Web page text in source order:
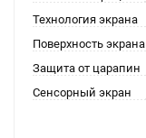
Технология экрана
Поверхность экрана
Защита от царапин
Сенсорный экран